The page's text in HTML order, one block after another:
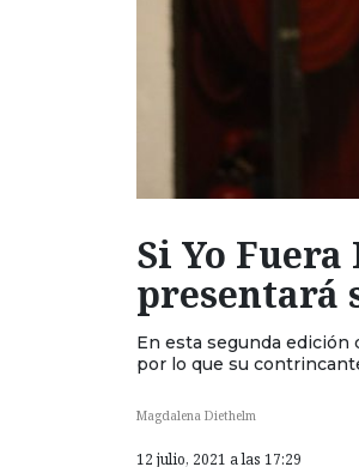
Si Yo
presentará
En esta segunda edición
por lo que su
Magdalena Diethelm
12 julio, 2021 a las 17:29